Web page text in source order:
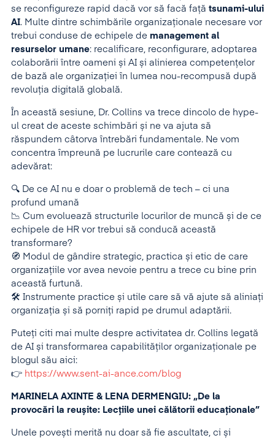
se reconfigureze rapid dacă vor să facă față tsunami-ului
AI. Multe dintre schimbările organizaționale necesare vor
trebui conduse de echipele de management al
resurselor umane: recalificare, reconfigurare, adoptarea
colaborării între oameni și AI și alinierea competențelor
de bază ale organizației în lumea nou-recompusă după
revoluția digitală globală.
În această sesiune, Dr. Collins va trece dincolo de hype-
ul creat de aceste schimbări și ne va ajuta să
răspundem câtorva întrebări fundamentale. Ne vom
concentra împreună pe lucrurile care contează cu
adevărat:
🔍 De ce AI nu e doar o problemă de tech – ci una
profund umană
📉 Cum evoluează structurile locurilor de muncă și de ce
echipele de HR vor trebui să conducă această
transformare?
🧭 Modul de gândire strategic, practica și etic de care
organizațiile vor avea nevoie pentru a trece cu bine prin
această furtună.
🛠 Instrumente practice și utile care să vă ajute să aliniați
organizația și să porniți rapid pe drumul adaptării.
Puteți citi mai multe despre activitatea dr. Collins legată
de AI și transformarea capabilităților organizaționale pe
blogul său aici:
👉 https://www.sent-ai-ance.com/blog
MARINELA AXINTE & LENA DERMENGIU: „De la
provocări la reușite: Lecțiile unei călătorii educaționale”
Unele povești merită nu doar să fie ascultate, ci și